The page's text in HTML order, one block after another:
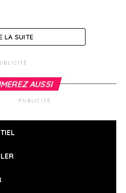
LA SUITE
AUSSI
PUBLICITÉ